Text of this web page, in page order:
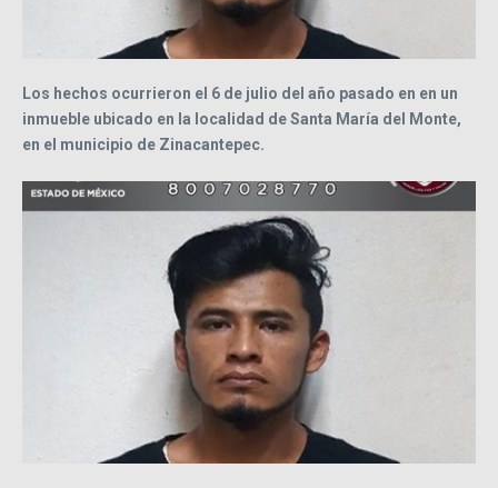
Los hechos ocurrieron el 6 de julio del año pasado en en un
inmueble ubicado en la localidad de Santa María del Monte,
en el municipio de Zinacantepec.